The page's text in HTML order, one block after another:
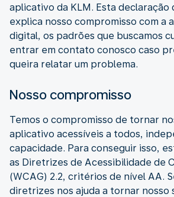
aplicativo da KLM. Esta declaração
explica nosso compromisso com a
digital, os padrões que buscamos
entrar em contato conosco caso
queira relatar um problema.
Nosso compromisso
Temos o compromisso de tornar
aplicativo acessíveis a todos,
capacidade. Para conseguir isso,
as Diretrizes de Acessibilidade de
(WCAG) 2.2, critérios de nível AA.
diretrizes nos ajuda a tornar nosso